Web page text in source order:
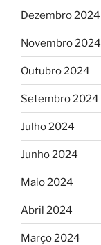
Dezembro 2024
Novembro 2024
Outubro 2024
Setembro 2024
Julho 2024
Junho 2024
Maio 2024
Abril 2024
Março 2024